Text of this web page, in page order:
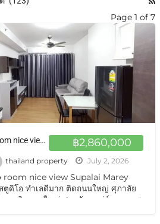
Page 1 of 7
฿2,860,000
For Sale condo studio room nice view Supalai Marey Pattaya ขายคอนโดห้องสตูดิโอ ทำเลดีมาก ติดถนนใหญ่ ศุภาลัยมาเร่ย์
thailand property July 2, 2026
room nice view Supalai Marey
ดิโอ ทำเลดีมาก ติดถนนใหญ่ ศุภาลัย
มาก ติดถนนใหญ่ ศุภาลัยมาเร่ย์ ถนนเทพ